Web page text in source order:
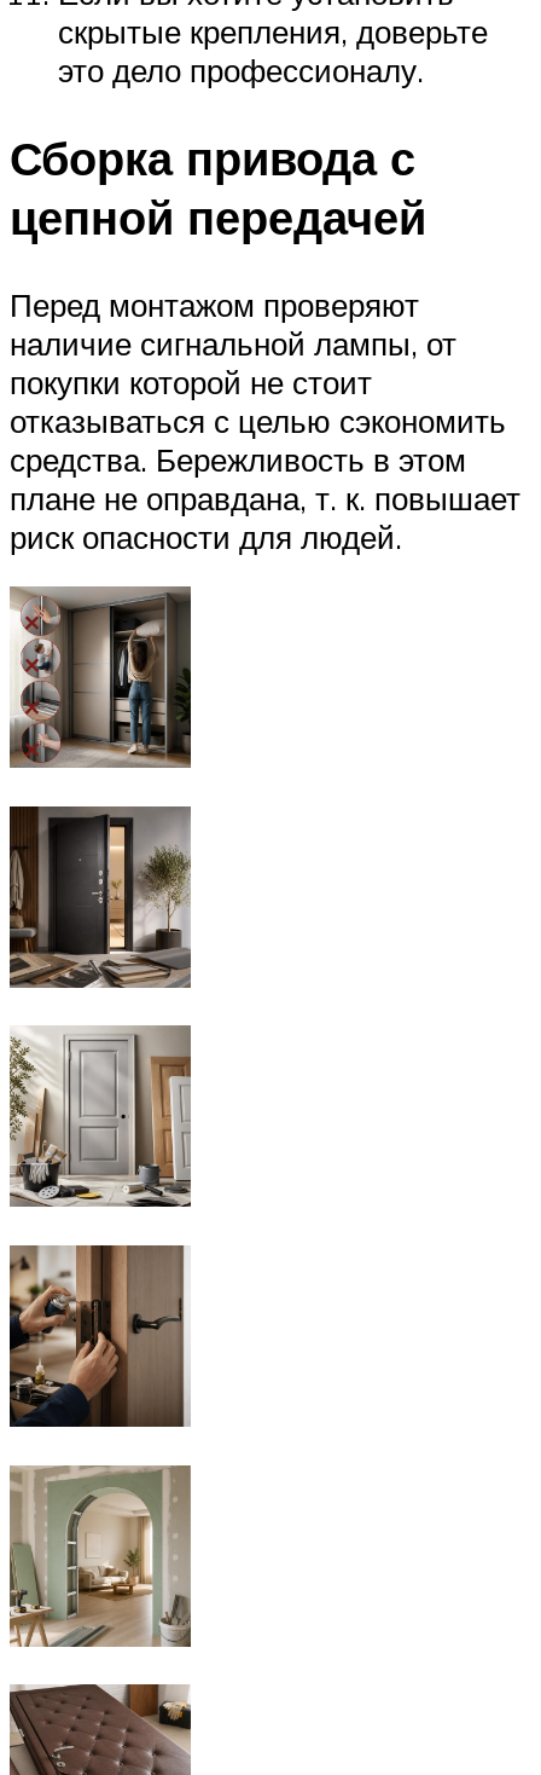
скрытые крепления, доверьте
это дело профессионалу.
Сборка привода с
цепной передачей
Перед монтажом проверяют
наличие сигнальной лампы, от
покупки которой не стоит
отказываться с целью сэкономить
средства. Бережливость в этом
плане не оправдана, т. к. повышает
риск опасности для людей.